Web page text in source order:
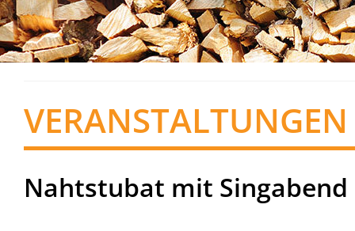
VERANSTALTUNGEN
Nahtstubat mit Singabend